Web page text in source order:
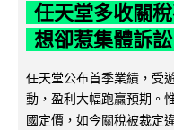
任天堂多收關
想卻惹集體訴訟
任天堂公布首季業績，受
動，盈利大幅跑贏預期。
國定價，如今關稅被裁定